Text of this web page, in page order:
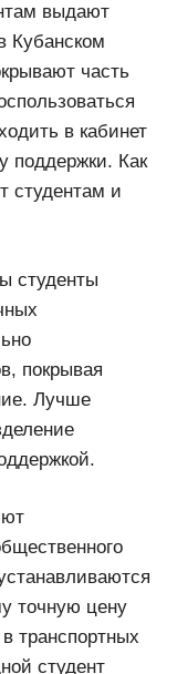
выдают
Кубанском
часть
в кабинет
поддержки. Как
студентам и
студенты
покрывая
Лучше
точную цену
транспортных
студент